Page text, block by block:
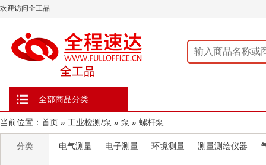
欢迎访问全工品
全部商品分类
当前位置： 首页 » 工业检测/泵 » 泵 » 螺杆泵
分类 电气测量 电子测量 环境测量 测量测绘仪器